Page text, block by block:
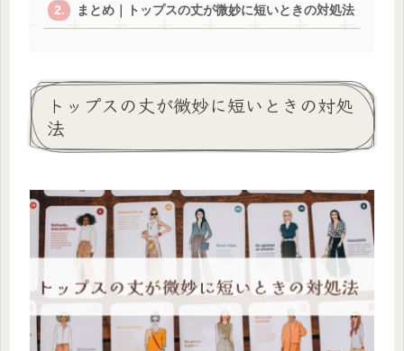
まとめ｜トップスの丈が微妙に短いときの対処法
トップスの丈が微妙に短いときの対処
法